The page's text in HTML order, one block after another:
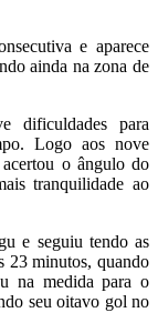
e aparece
ainda na zona de
dificuldades para
Logo aos nove
o ângulo do
tranquilidade ao
e seguiu tendo as
23 minutos, quando
na medida para o
seu oitavo gol no